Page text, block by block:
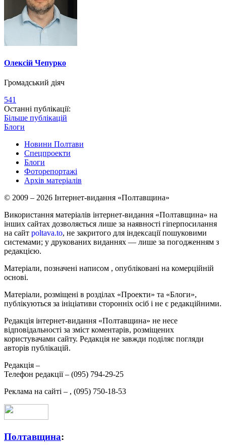
Олексій Чепурко
Громадський діяч
541
Останні публікації:
Більше публікацій
Блоги
Новини Полтави
Спецпроекти
Блоги
Фоторепортажі
Архів матеріалів
© 2009 – 2026 Інтернет-видання «Полтавщина»
Використання матеріалів інтернет-видання «Полтавщина» на
інших сайтах дозволяється лише за наявності гіперпосилання
на сайт poltava.to, не закритого для індексації пошуковими
системами; у друкованих виданнях — лише за погодженням з
редакцією.
Матеріали, позначені написом , опубліковані на комерційній
основі.
Матеріали, розміщені в розділах «Проекти» та «Блоги»,
публікуються за ініціативи сторонніх осіб і не є редакційними.
Редакція інтернет-видання «Полтавщина» не несе
відповідальності за зміст коментарів, розміщених
користувачами сайту. Редакція не завжди поділяє погляди
авторів публікацій.
Редакція –
Телефон редакції – (095) 794-29-25
Реклама на сайті – , (095) 750-18-53
Полтавщина: